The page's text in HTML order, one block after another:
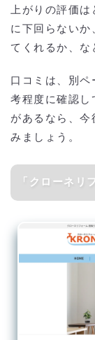
上がりの評価は
に下回らないか
てくれるか、な
口コミは、別
考程度に確認し
があるなら、今
みましょう。
「クロー